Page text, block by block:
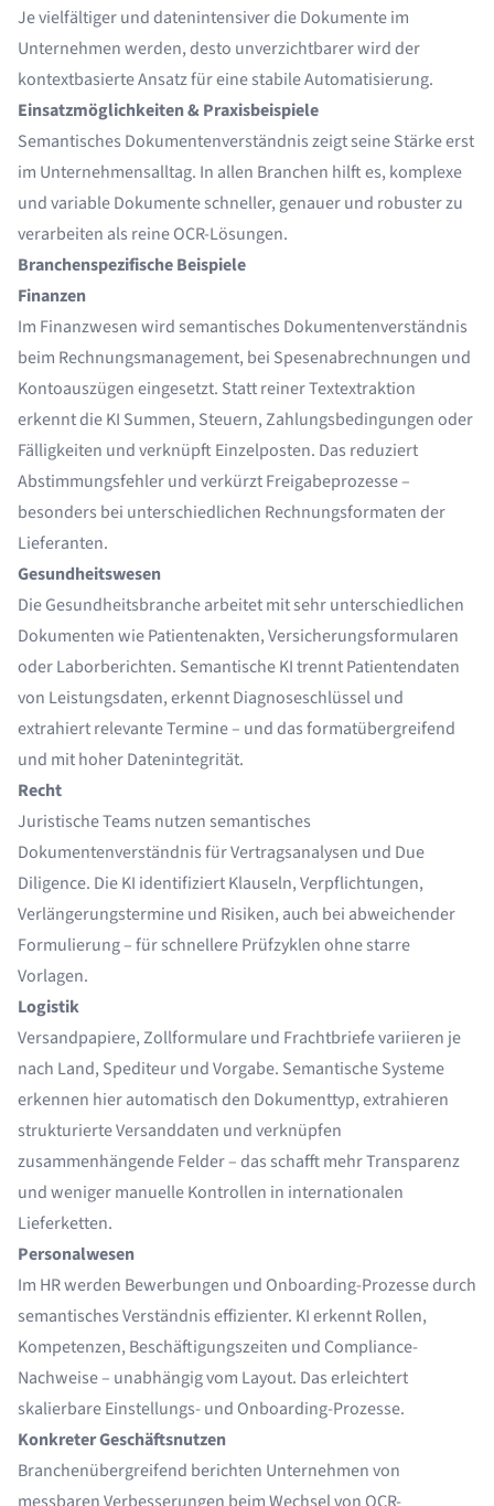
Je vielfältiger und datenintensiver die Dokumente im
Unternehmen werden, desto unverzichtbarer wird der
kontextbasierte Ansatz für eine stabile Automatisierung.
Einsatzmöglichkeiten & Praxisbeispiele
Semantisches Dokumentenverständnis zeigt seine Stärke erst
im Unternehmensalltag. In allen Branchen hilft es, komplexe
und variable Dokumente schneller, genauer und robuster zu
verarbeiten als reine OCR-Lösungen.
Branchenspezifische Beispiele
Finanzen
Im Finanzwesen wird semantisches Dokumentenverständnis
beim Rechnungsmanagement, bei Spesenabrechnungen und
Kontoauszügen eingesetzt. Statt reiner Textextraktion
erkennt die KI Summen, Steuern, Zahlungsbedingungen oder
Fälligkeiten und verknüpft Einzelposten. Das reduziert
Abstimmungsfehler und verkürzt Freigabeprozesse –
besonders bei unterschiedlichen Rechnungsformaten der
Lieferanten.
Gesundheitswesen
Die Gesundheitsbranche arbeitet mit sehr unterschiedlichen
Dokumenten wie Patientenakten, Versicherungsformularen
oder Laborberichten. Semantische KI trennt Patientendaten
von Leistungsdaten, erkennt Diagnoseschlüssel und
extrahiert relevante Termine – und das formatübergreifend
und mit hoher Datenintegrität.
Recht
Juristische Teams nutzen semantisches
Dokumentenverständnis für Vertragsanalysen und Due
Diligence. Die KI identifiziert Klauseln, Verpflichtungen,
Verlängerungstermine und Risiken, auch bei abweichender
Formulierung – für schnellere Prüfzyklen ohne starre
Vorlagen.
Logistik
Versandpapiere, Zollformulare und Frachtbriefe variieren je
nach Land, Spediteur und Vorgabe. Semantische Systeme
erkennen hier automatisch den Dokumenttyp, extrahieren
strukturierte Versanddaten und verknüpfen
zusammenhängende Felder – das schafft mehr Transparenz
und weniger manuelle Kontrollen in internationalen
Lieferketten.
Personalwesen
Im HR werden Bewerbungen und Onboarding-Prozesse durch
semantisches Verständnis effizienter. KI erkennt Rollen,
Kompetenzen, Beschäftigungszeiten und Compliance-
Nachweise – unabhängig vom Layout. Das erleichtert
skalierbare Einstellungs- und Onboarding-Prozesse.
Konkreter Geschäftsnutzen
Branchenübergreifend berichten Unternehmen von